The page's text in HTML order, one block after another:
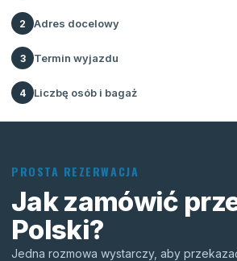
2 Adres docelowy
3 Termin wyjazdu
4 Liczbę osób i bagaż
PROSTA REZERWACJA
Jak zamówić
Polski?
Jedna rozmowa wystarczy, aby